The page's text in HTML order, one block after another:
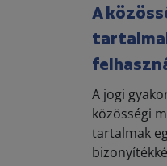
A
A jogi
közösségi
tartalmak